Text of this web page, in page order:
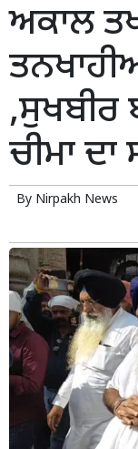
ਅਕਾਲ
,ਸੁਖਬੀਰ
ਚੀਮਾ
By Nirpakh News